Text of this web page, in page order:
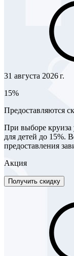
31 августа 2026 г.
15%
Предоставляются
При выборе круиза
для детей до 15%.
предоставления
Акция
Получить скидку